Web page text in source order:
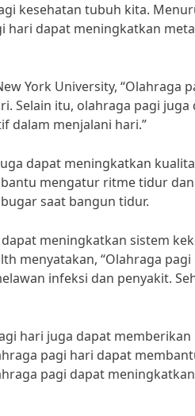
kesehatan tubuh kita.
hari dapat meningkatkan
York University, “Olahraga
Selain itu, olahraga pagi
dalam menjalani hari.”
dapat meningkatkan
mengatur ritme tidur
saat bangun tidur.
meningkatkan sistem
menyatakan, “Olahraga
infeksi dan penyakit.
hari juga dapat
pagi hari dapat
pagi dapat